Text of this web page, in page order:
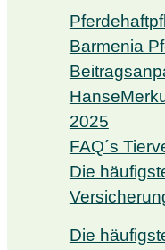
Barmenia
2025
FAQ´s
Die
Die